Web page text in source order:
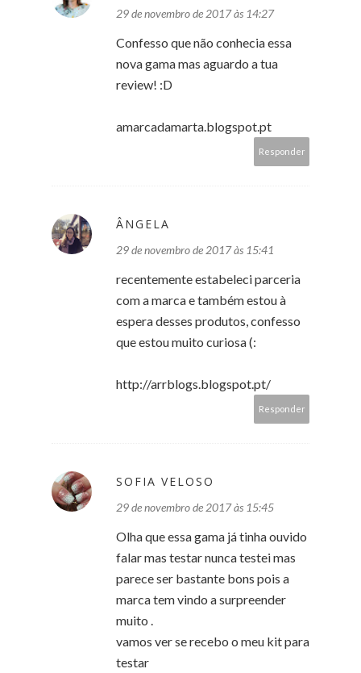
29 de novembro de 2017 às 14:27
Confesso que não conhecia essa
nova gama mas aguardo a tua
review! :D
amarcadamarta.blogspot.pt
Responder
ÂNGELA
29 de novembro de 2017 às 15:41
recentemente estabeleci parceria
com a marca e também estou à
espera desses produtos, confesso
que estou muito curiosa (:
http://arrblogs.blogspot.pt/
Responder
SOFIA VELOSO
29 de novembro de 2017 às 15:45
Olha que essa gama já tinha ouvido
falar mas testar nunca testei mas
parece ser bastante bons pois a
marca tem vindo a surpreender
muito .
vamos ver se recebo o meu kit para
testar